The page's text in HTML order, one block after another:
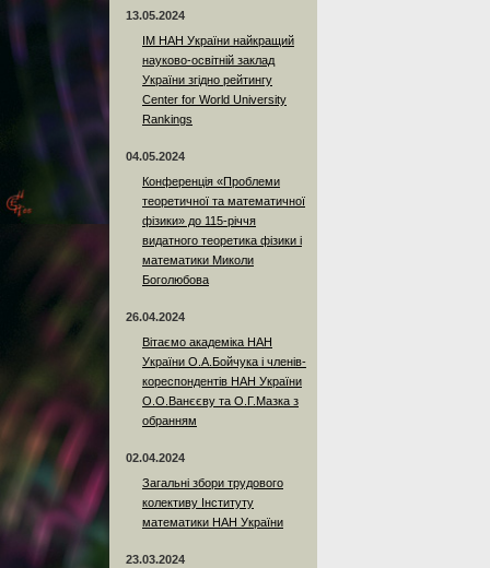
13.05.2024
ІМ НАН України найкращий
науково-освітній заклад
України згідно рейтингу
Center for World University
Rankings
04.05.2024
Конференція «Проблеми
теоретичної та математичної
фізики» до 115-річчя
видатного теоретика фізики і
математики Миколи
Боголюбова
26.04.2024
Вітаємо академіка НАН
України О.А.Бойчука і членів-
кореспондентів НАН України
О.О.Ванєєву та О.Г.Мазка з
обранням
02.04.2024
Загальні збори трудового
колективу Інституту
математики НАН України
23.03.2024